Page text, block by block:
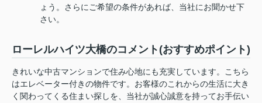
ょう。さらにご希望の条件があれば、当社にお聞かせ下
さい。
ローレルハイツ大橋のコメント(おすすめポイント)
きれいな中古マンションで住み心地にも充実しています。こちら
はエレベーター付きの物件です。お客様のこれからの生活に大き
く関わってくる住まい探しを、当社が誠心誠意を持ってお手伝い